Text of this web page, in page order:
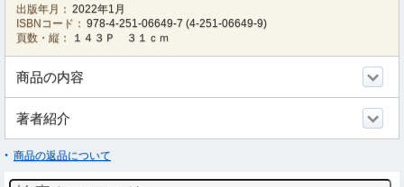
出版年月： 2022年1月
ISBNコード： 978-4-251-06649-7 (4-251-06649-9)
頁数・縦：
１４３Ｐ ３１ｃｍ
商品の内容
著者紹介
商品の返品について